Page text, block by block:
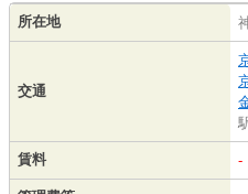
所在地
交通
賃料 -